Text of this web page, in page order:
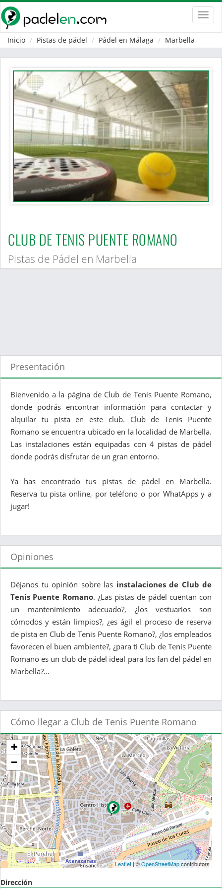
Inicio
Pistas de pádel Pádel en Málaga Marbella
CLUB DE TENIS PUENTE ROMANO
Pistas de Pádel en Marbella
Presentación
Bienvenido a la página de Club de Tenis Puente Romano,
donde podrás encontrar información para contactar y
alquilar tu pista en este club. Club de Tenis Puente
Romano se encuentra ubicado en la localidad de Marbella.
Las instalaciones están equipadas con 4 pistas de pádel
donde podrás disfrutar de un gran entorno.
Ya has encontrado tus pistas de pádel en Marbella.
Reserva tu pista online, por teléfono o por WhatApps y a
jugar!
Opiniones
Déjanos tu opinión sobre las instalaciones de Club de
Tenis Puente Romano. ¿Las pistas de pádel cuentan con
un mantenimiento adecuado?, ¿los vestuarios son
cómodos y están limpios?, ¿es ágil el proceso de reserva
de pista en Club de Tenis Puente Romano?, ¿los empleados
favorecen el buen ambiente?, ¿para ti Club de Tenis Puente
Romano es un club de pádel ideal para los fan del pádel en
Marbella?...
Cómo llegar a Club de Tenis Puente Romano
+
−
Leaflet| ©OpenStreetMapcontributors
Dirección